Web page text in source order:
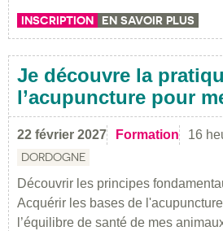
INSCRIPTION EN SAVOIR PLUS
Je découvre la
l’acupuncture pour
22 février 2027 Formation 16
DORDOGNE
Découvrir les principes
Acquérir les bases de
l’équilibre de santé de mes